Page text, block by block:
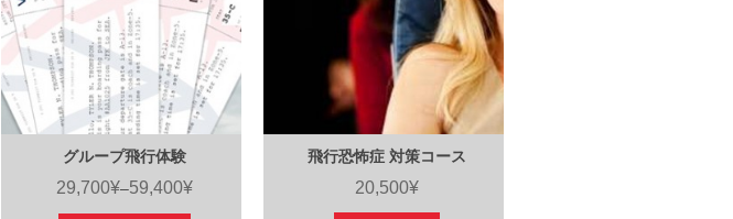
グループ飛行体験
29,700¥–59,400¥
飛行恐怖症 対策コース
20,500¥